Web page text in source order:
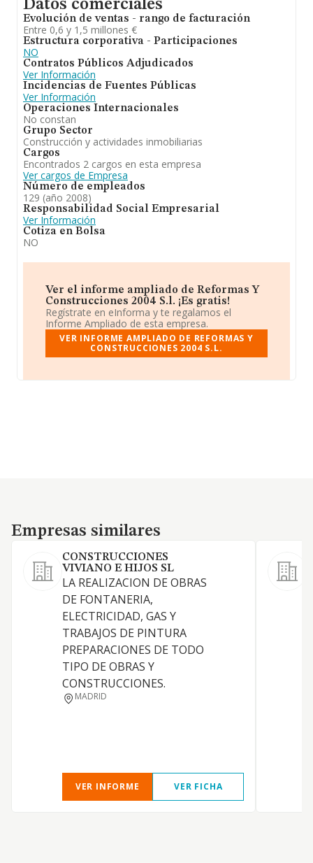
Datos comerciales
Evolución de ventas - rango de facturación
Entre 0,6 y 1,5 millones €
Estructura corporativa - Participaciones
NO
Contratos Públicos Adjudicados
Ver Información
Incidencias de Fuentes Públicas
Ver Información
Operaciones Internacionales
No constan
Grupo Sector
Construcción y actividades inmobiliarias
Cargos
Encontrados 2 cargos en esta empresa
Ver cargos de Empresa
Número de empleados
129 (año 2008)
Responsabilidad Social Empresarial
Ver Información
Cotiza en Bolsa
NO
Ver el informe ampliado de Reformas Y
Construcciones 2004 S.l. ¡Es gratis!
Regístrate en eInforma y te regalamos el
Informe Ampliado de esta empresa.
VER INFORME AMPLIADO DE REFORMAS Y
CONSTRUCCIONES 2004 S.L.
Empresas similares
Empresas similares
CONSTRUCCIONES
VIVIANO E HIJOS SL
LA REALIZACION DE OBRAS
DE FONTANERIA,
ELECTRICIDAD, GAS Y
TRABAJOS DE PINTURA
PREPARACIONES DE TODO
TIPO DE OBRAS Y
CONSTRUCCIONES.
MADRID
VER INFORME VER FICHA